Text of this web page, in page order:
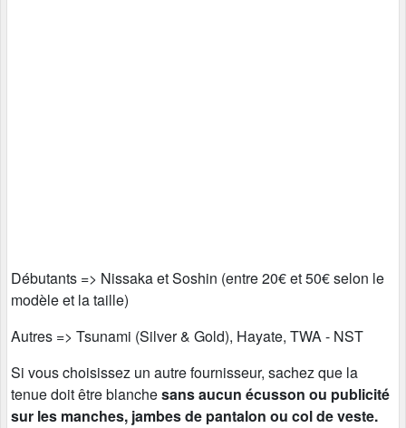
Débutants => Nissaka et Soshin (entre 20€ et 50€ selon le
modèle et la taille)
Autres => Tsunami (Silver & Gold), Hayate, TWA - NST
Si vous choisissez un autre fournisseur, sachez que la
tenue doit être blanchesans aucun écusson ou publicité
sur les manches, jambes de pantalon ou col de veste.